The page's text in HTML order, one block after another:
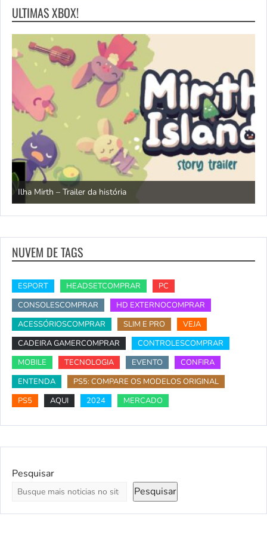
ULTIMAS XBOX!
Ilha Mirth – Trailer da história
NUVEM DE TAGS
ESPORT HEADSETCOMPRAR
PC
CONSOLESCOMPRAR
HD EXTERNOCOMPRAR
ACESSÓRIOSCOMPRAR
SLIM E PRO
VEJA
CADEIRA GAMERCOMPRAR
CONTROLESCOMPRAR
MOBILE
TECNOLOGIA EVENTO
CONFIRA
ENTENDA
PS5: COMPARE OS MODELOS ORIGINAL
PS5
AQUI 2024 MERCADO
Pesquisar
Pesquisar